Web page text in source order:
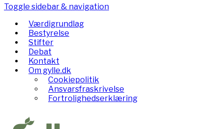
Toggle sidebar & navigation
Værdigrundlag
Bestyrelse
Stifter
Debat
Kontakt
Om gylle.dk
Cookiepolitik
Ansvarsfraskrivelse
Fortrolighedserklæring